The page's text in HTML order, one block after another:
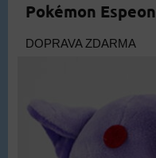
Pokémon Espeon
DOPRAVA ZDARMA